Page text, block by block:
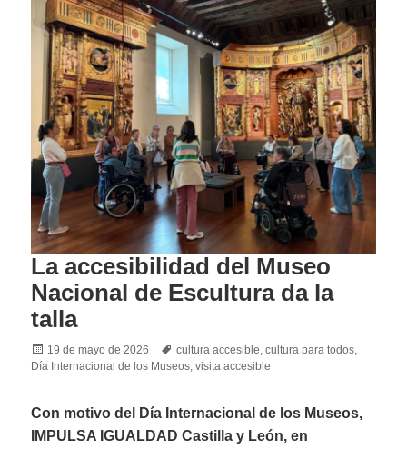
La accesibilidad del Museo
Nacional de Escultura da la
talla
Posted
on
19 de mayo de 2026 Tags
cultura accesible ,cultura para todos
Día Internacional de los Museos ,visita accesible
Con motivo del Día Internacional de los Museos,
IMPULSA IGUALDAD Castilla y León, en